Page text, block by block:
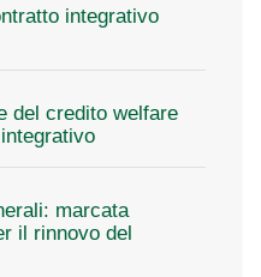
integrativo
del credito welfare
marcata
il rinnovo del